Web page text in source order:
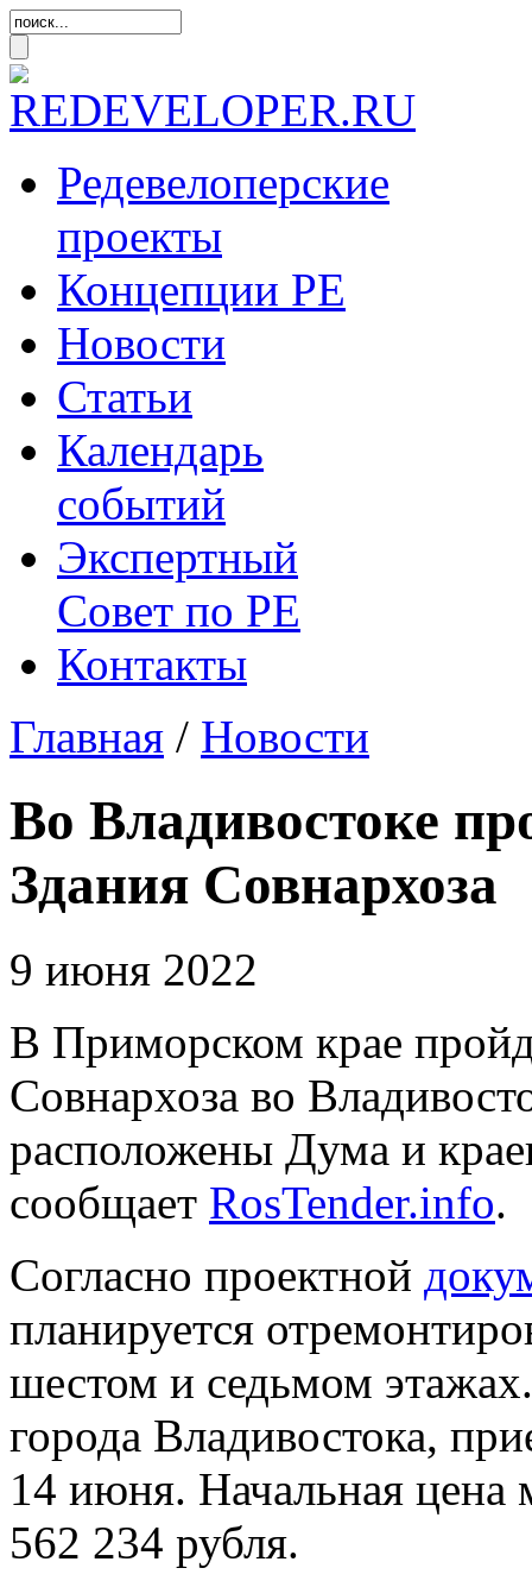
Редевелоперские
проекты
Концепции РЕ
Новости
Статьи
Календарь
событий
Экспертный
Совет по РЕ
Контакты
Главная / Новости
Во Владивостоке
Здания Совнархоза
9 июня 2022
В Приморском крае
Совнархоза во
расположены Дума и
сообщает RosTender.info.
Согласно проектной
планируется
шестом и седьмом
города Владивостока,
14 июня. Начальная цена
562 234 рубля.